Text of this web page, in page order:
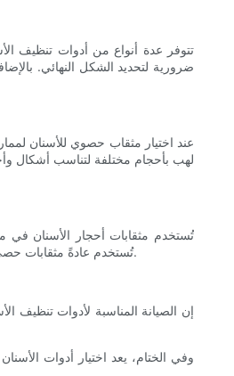
تتوفر عدة أنواع من أدوات تنظيف
ضرورية لتحديد الشكل النهائي.
عند اختيار مثقاب حصوي للأسنان
لهب بأحجام مختلفة لتناسب أشكال
تُستخدم مثقابات أحجار الأسنان في
تُستخدم عادةً مثقابات حصى الأسنان لإزالة التسوس، وتشكيل العظام، والوصول إلى قنوات الجذر. إن فهم الاستخدامات المختلفة لأدوات تقويم الأسنان أمر بالغ الأهمية لإجراء عمليات طب الأسنان بكفاءة وفعالية.
إن الصيانة المناسبة لأدوات تنظيف
وفي الختام، يعد اختيار أدوات